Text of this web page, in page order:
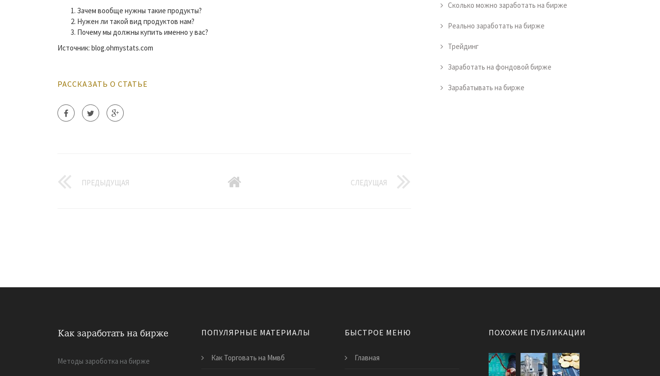
Зачем вообще нужны такие продукты?
Нужен ли такой вид продуктов нам?
Почему мы должны купить именно у вас?
Источник: blog.ohmystats.com
РАССКАЗАТЬ О СТАТЬЕ
ПРЕДЫДУЩАЯ СЛЕДУЩАЯ
Сколько можно заработать на бирже
Реально заработать на бирже
Трейдинг
Заработать на фондовой бирже
Зарабатывать на бирже
Методы зароботка на бирже
ПОПУЛЯРНЫЕ МАТЕРИАЛЫ
Как Торговать на Ммвб
БЫСТРОЕ МЕНЮ
Главная
ПОХОЖИЕ ПУБЛИКАЦИИ